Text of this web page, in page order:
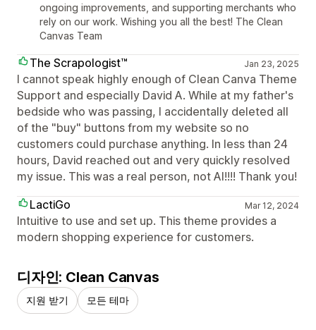
ongoing improvements, and supporting merchants who
rely on our work. Wishing you all the best! The Clean
Canvas Team
The Scrapologist™ Jan 23, 2025
I cannot speak highly enough of Clean Canva Theme
Support and especially David A. While at my father's
bedside who was passing, I accidentally deleted all
of the "buy" buttons from my website so no
customers could purchase anything. In less than 24
hours, David reached out and very quickly resolved
my issue. This was a real person, not AI!!!! Thank you!
LactiGo
Mar 12, 2024
Intuitive to use and set up. This theme provides a
modern shopping experience for customers.
디자인: Clean Canvas
지원 받기 모든 테마